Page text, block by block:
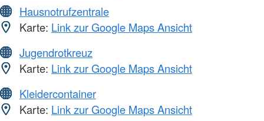
Hausnotrufzentrale
Karte: Link zur Google Maps Ansicht
Jugendrotkreuz
Karte: Link zur Google Maps Ansicht
Kleidercontainer
Karte: Link zur Google Maps Ansicht